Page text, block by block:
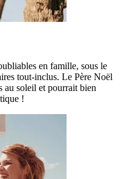
en famille, sous le
tout-inclus. Le Père Noël
au soleil et pourrait bien
!